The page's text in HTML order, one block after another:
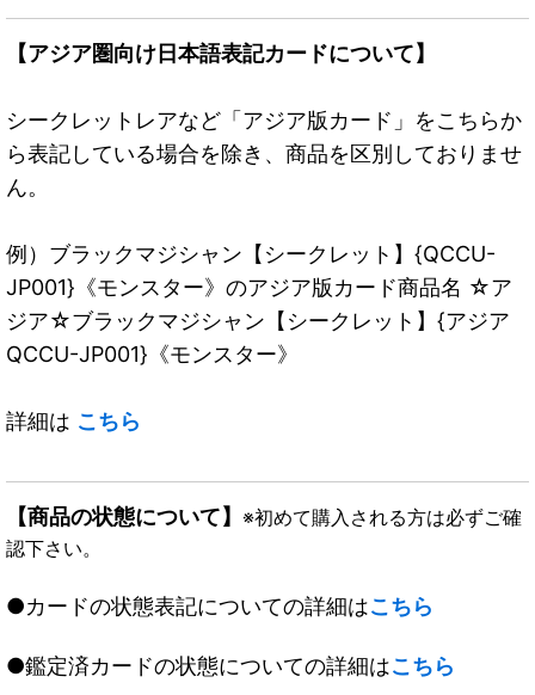
【アジア圏向け日本語表記カードについて】
シークレットレアなど「アジア版カード」をこちらか
ら表記している場合を除き、商品を区別しておりませ
ん。
例）ブラックマジシャン【シークレット】{QCCU-
JP001}《モンスター》のアジア版カード商品名 ☆ア
ジア☆ブラックマジシャン【シークレット】{アジア
QCCU-JP001}《モンスター》
詳細は こちら
【商品の状態について】 ※初めて購入される方は必ずご確
認下さい。
●カードの状態表記についての詳細はこちら
●鑑定済カードの状態についての詳細はこちら